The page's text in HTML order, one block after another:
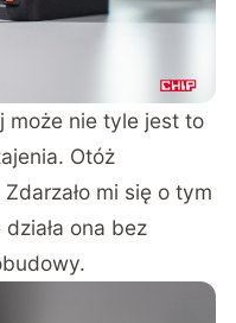
może nie tyle jest to
Otóż
mi się o tym
ona bez